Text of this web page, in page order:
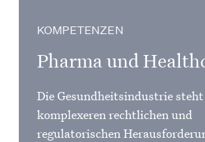
KOMPETENZEN
Pharma und
Die Gesundheitsindustrie
komplexeren rechtlichen und
regulatorischen